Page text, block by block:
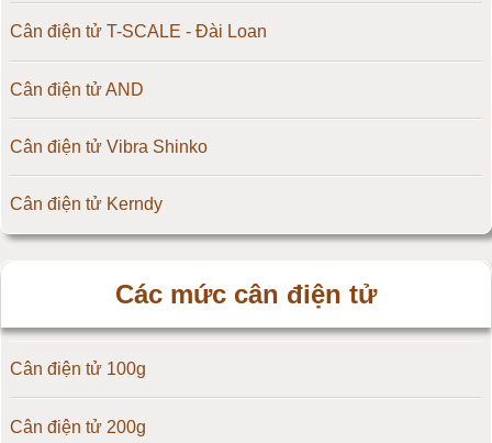
Cân điện tử T-SCALE - Đài Loan
Cân điện tử AND
Cân điện tử Vibra Shinko
Cân điện tử Kerndy
Cân điện tử OCS
Cân điện tử Digi
Các mức cân điện tử
Cân điện tử 100g
Cân điện tử 200g